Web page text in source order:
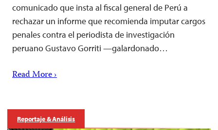
comunicado que insta al fiscal general de Perú a
rechazar un informe que recomienda imputar cargos
penales contra el periodista de investigación
peruano Gustavo Gorriti —galardonado…
Read More ›
Reportaje & Análisis